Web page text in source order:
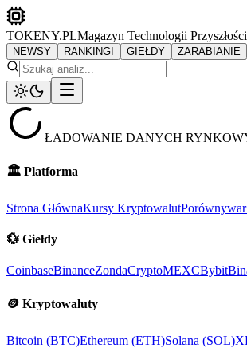
TOKENY.PLMagazyn Technologii Przyszłości
NEWSY RANKINGI GIEŁDY ZARABIANIE
ŁADOWANIE DANYCH
🏛️ Platforma
Strona GłównaKursy Kryptowalut
💱 Giełdy
CoinbaseBinanceZondaCryptoMEXCBybit
🪙 Kryptowaluty
Bitcoin (BTC)Ethereum (ETH)Solana (SOL)